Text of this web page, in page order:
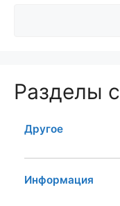
Разделы
Другое
Информация